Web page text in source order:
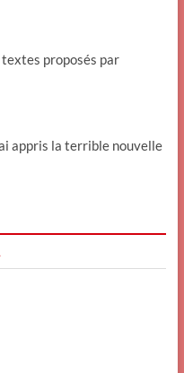
proposés par
appris la terrible nouvelle